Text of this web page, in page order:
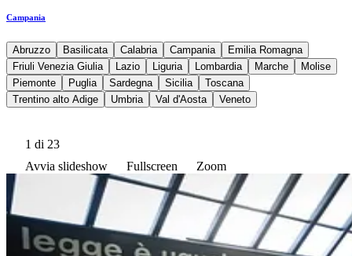
Campania
Abruzzo Basilicata Calabria Campania
Emilia Romagna
Friuli Venezia Giulia
Lazio Liguria Lombardia Marche
Molise
Piemonte
Puglia Sardegna Sicilia
Toscana
Trentino alto Adige
Umbria Val d'Aosta Veneto
1 di 23
Avvia slideshow
Fullscreen Zoom